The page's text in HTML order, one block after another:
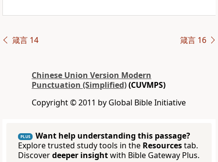
箴言 14 箴言 16
Chinese Union Version Modern
Punctuation (Simplified)(CUVMPS)
Copyright © 2011 by Global Bible Initiative
PLUS
Want help understanding this passage?
Explore trusted study tools in the Resourcestab.
Discoverdeeper insightwith Bible Gateway Plus.